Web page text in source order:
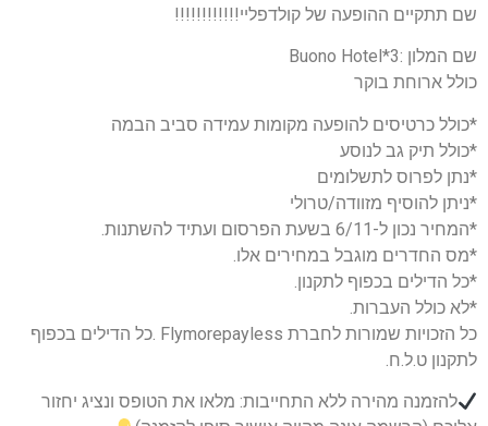
שם תתקיים ההופעה של קולדפליי!!!!!!!!!!!!
שם המלון :3*Buono Hotel
כולל ארוחת בוקר
*כולל כרטיסים להופעה מקומות עמידה סביב הבמה
*כולל תיק גב לנוסע
*נתן לפרוס לתשלומים
*ניתן להוסיף מזוודה/טרולי
*המחיר נכון ל-6/11 בשעת הפרסום ועתיד להשתנות.
*מס החדרים מוגבל במחירים אלו.
*כל הדילים בכפוף לתקנון.
*לא כולל העברות.
כל הזכויות שמורות לחברת Flymorepayless .כל הדילים בכפוף
לתקנון ט.ל.ח.
להזמנה מהירה ללא התחייבות: מלאו את הטופס ונציג יחזור